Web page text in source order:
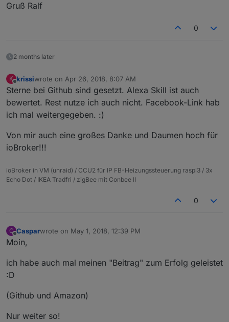
Gruß Ralf
0
2 months later
K
Offline
krissiwrote on Apr 26, 2018, 8:07 AM
last edited by
Sterne bei Github sind gesetzt. Alexa Skill ist auch
bewertet. Rest nutze ich auch nicht. Facebook-Link hab
ich mal weitergegeben. :)
Von mir auch eine großes Danke und Daumen hoch für
ioBroker!!!
ioBroker in VM (unraid) / CCU2 für IP FB-Heizungssteuerung raspi3 / 3x
Echo Dot / IKEA Tradfri / zigBee mit Conbee II
0
C
Offline
Casparwrote on May 1, 2018, 12:39 PM
last edited by
Moin,
ich habe auch mal meinen "Beitrag" zum Erfolg geleistet
:D
(Github und Amazon)
Nur weiter so!